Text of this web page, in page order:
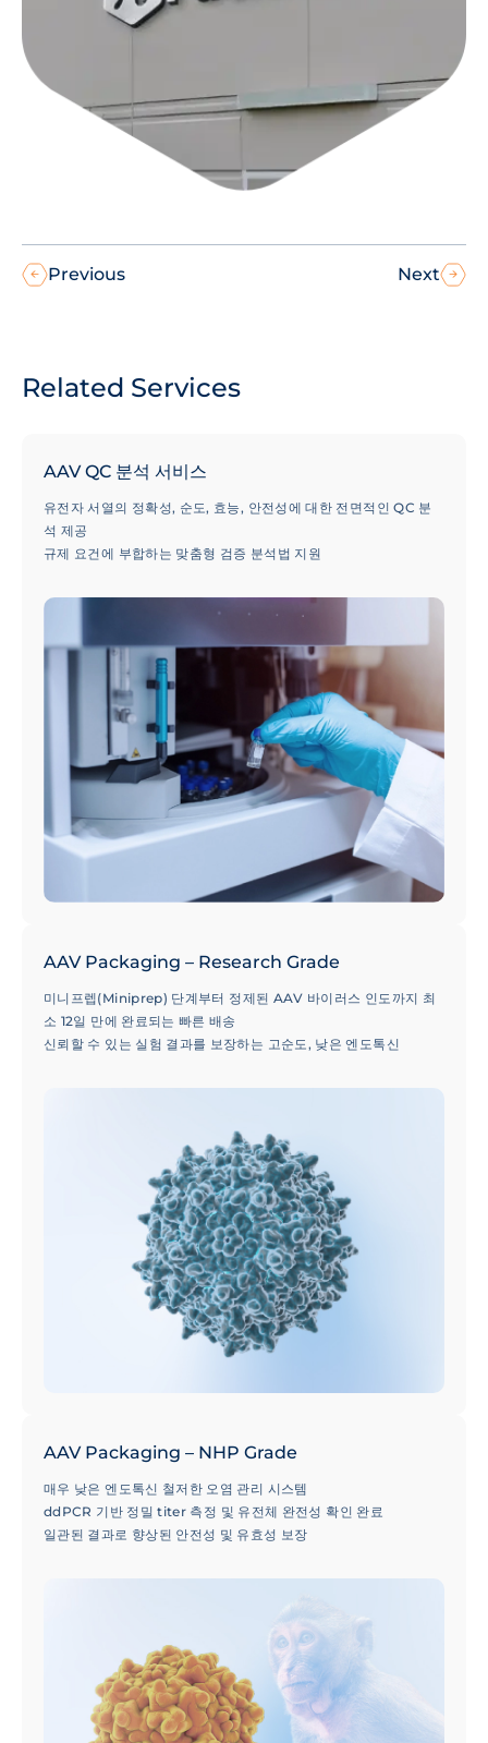
Previous Next
Related Services
AAV QC 분석 서비스
유전자 서열의 정확성, 순도, 효능, 안전성에 대한 전면적인 QC 분
석 제공
규제 요건에 부합하는 맞춤형 검증 분석법 지원
AAV Packaging – Research Grade
미니프렙(Miniprep) 단계부터 정제된 AAV 바이러스 인도까지 최
소 12일 만에 완료되는 빠른 배송
신뢰할 수 있는 실험 결과를 보장하는 고순도, 낮은 엔도톡신
50,000건 이상의 성공적인 프로젝트 수행 실적으로 검증된 100개
AAV Packaging – NHP Grade
매우 낮은 엔도톡신 철저한 오염 관리 시스템
ddPCR 기반 정밀 titer 측정 및 유전체 완전성 확인 완료
일관된 결과로 향상된 안전성 및 유효성 보장